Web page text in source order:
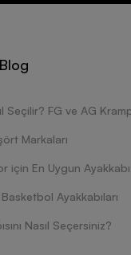
Markaları
için En Uygun
Ayakkabıları
Nasıl Seçersiniz?